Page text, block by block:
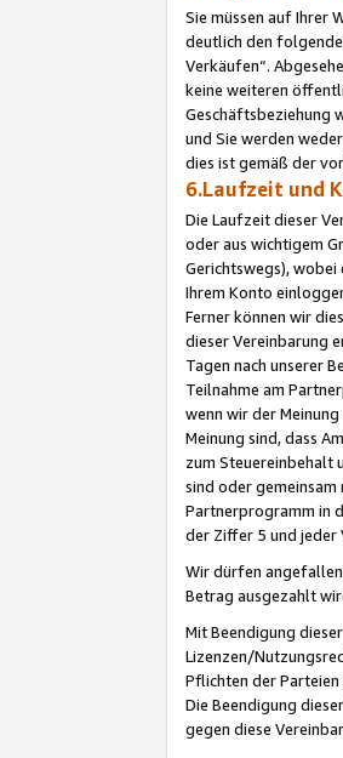
Sie müssen auf Ihrer
deutlich den
Verkäufen“.
keine weiteren
Geschäftsbeziehung
und Sie werden
dies ist gemäß der
6.Laufzeit und
Die Laufzeit dieser
oder aus wichtigem
Gerichtswegs), wobei
Ihrem Konto
Ferner können wir
dieser Vereinbarung
Tagen nach unserer
Teilnahme am
wenn wir der
Meinung sind, dass
zum Steuereinbehalt
sind oder
Partnerprogramm in
der Ziffer 5 und jeder
Wir dürfen
Betrag ausgezahlt
Mit Beendigung
Lizenzen/
Pflichten der
Die Beendigung
gegen diese